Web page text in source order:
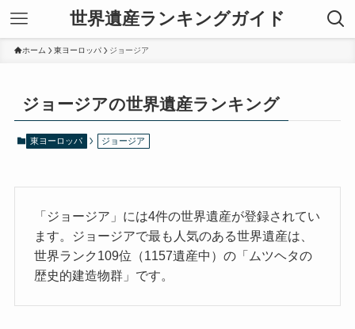
世界遺産ランキングガイド
ホーム 東ヨーロッパ ジョージア
ジョージアの世界遺産ランキング
東ヨーロッパ ジョージア
「ジョージア」には4件の世界遺産が登録されてい
ます。ジョージアで最も人気のある世界遺産は、
世界ランク109位（1157遺産中）の「ムツヘタの
歴史的建造物群」です。